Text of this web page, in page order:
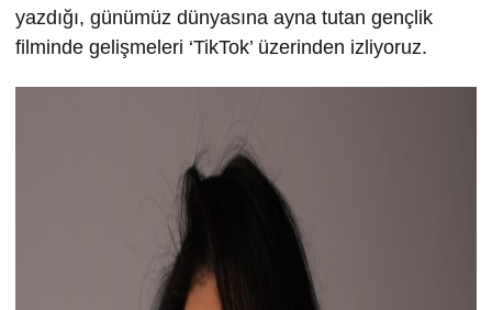
yazdığı, günümüz dünyasına ayna tutan gençlik
filminde gelişmeleri ‘TikTok’ üzerinden izliyoruz.